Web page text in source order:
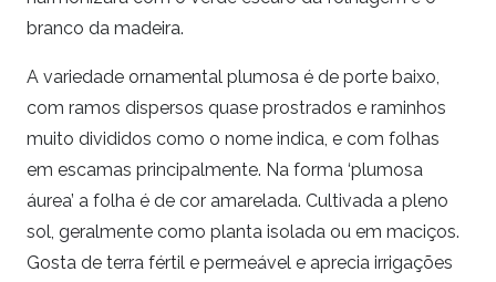
branco da madeira.
A variedade ornamental plumosa é de porte baixo,
com ramos dispersos quase prostrados e raminhos
muito divididos como o nome indica, e com folhas
em escamas principalmente. Na forma ‘plumosa
áurea’ a folha é de cor amarelada. Cultivada a pleno
sol, geralmente como planta isolada ou em maciços.
Gosta de terra fértil e permeável e aprecia irrigações